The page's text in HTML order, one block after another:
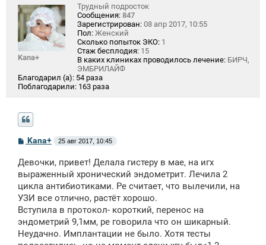
Kana+
Трудный подросток
Сообщения: 847
Зарегистрирован: 08 апр 2017, 10:55
Пол: Женский
Сколько попыток ЭКО: 1
Стаж бесплодия: 15
В каких клиниках проводилось лечение: БИРЧ,
ЭМБРИЛАЙФ
Благодарил (а): 54 раза
Поблагодарили: 163 раза
С
б
щ
н
и
Kana+ 25 авг 2017, 10:45
Девочки, привет! Делала гистеру в мае, на игх
выраженный хронический эндометрит. Лечила 2
цикла антибиотиками. Ре считает, что вылечили, на
УЗИ все отлично, растёт хорошо.
Вступила в протокол- короткий, перенос на
эндометрий 9,1мм, ре говорила что он шикарный.
Неудачно. Имплантации не было. Хотя тесты